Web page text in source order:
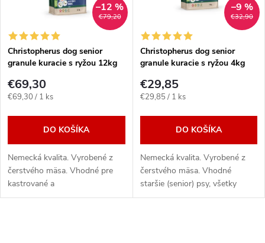
i
e
p
r
o
d
u
s
p
r
d
u
€79,20
–12 %
Christopherus dog senior
granule kuracie s ryžou 12kg
€69,30
Jednotková
€69,30 / 1 ks
DO KOŠÍKA
Nemecká kvalita. Vyrobené z
čerstvého mäsa. Vhodné pre
kastrované a
sterilizované, (senior) psy,
€32,90
–9 %
Christopherus dog senior
granule kuracie s ryžou 4kg
€29,85
Jednotková
€29,85 / 1 ks
DO KOŠÍKA
Nemecká kvalita. Vyrobené z
čerstvého mäsa. Vhodné
staršie (senior) psy, všetky
veľkosti plemenien s normalou